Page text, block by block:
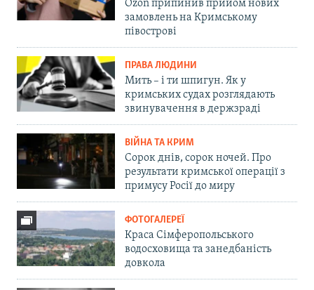
Ozon припинив прийом нових
замовлень на Кримському
півострові
ПРАВА ЛЮДИНИ
Мить – і ти шпигун. Як у
кримських судах розглядають
звинувачення в держзраді
ВІЙНА ТА КРИМ
Сорок днів, сорок ночей. Про
результати кримської операції з
примусу Росії до миру
ФОТОГАЛЕРЕЇ
Краса Сімферопольського
водосховища та занедбаність
довкола